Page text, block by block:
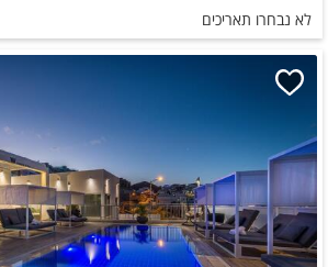
לא נבחרו תאריכים